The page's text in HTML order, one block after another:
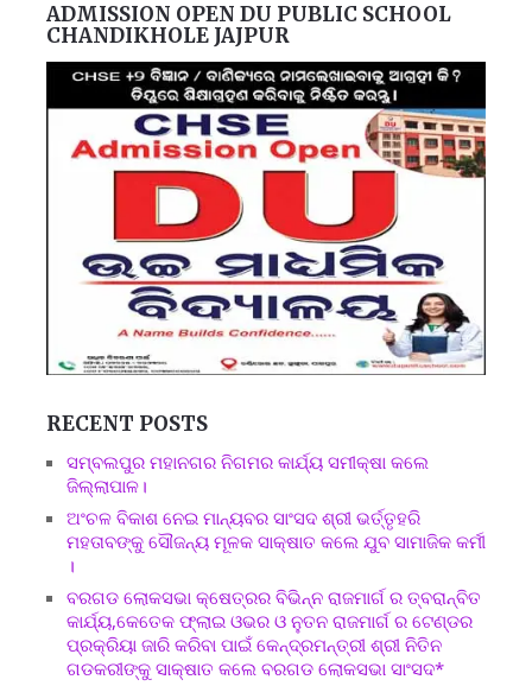
ADMISSION OPEN DU PUBLIC SCHOOL
CHANDIKHOLE JAJPUR
RECENT POSTS
ସମ୍ବଲପୁର ମହାନଗର ନିଗମର କାର୍ଯ୍ୟ ସମୀକ୍ଷା କଲେ
ଜିଲ୍ଲାପାଳ।
ଅଂଚଳ ବିକାଶ ନେଇ ମାନ୍ୟବର ସାଂସଦ ଶ୍ରୀ ଭର୍ତ୍ତୃହରି
ମହତାବଙ୍କୁ ସୌଜନ୍ୟ ମୂଳକ ସାକ୍ଷାତ କଲେ ଯୁବ ସାମାଜିକ କର୍ମୀ
।
ବରଗଡ ଲୋକସଭା କ୍ଷେତ୍ରର ବିଭିନ୍ନ ରାଜମାର୍ଗ ର ତ୍ବରାନ୍ବିତ
କାର୍ଯ୍ୟ,କେତେକ ଫ୍ଲାଇ ଓଭର ଓ ନୁତନ ରାଜମାର୍ଗ ର ଟେଣ୍ଡର
ପ୍ରକ୍ରିୟା ଜାରି କରିବା ପାଇଁ କେନ୍ଦ୍ରମନ୍ତ୍ରୀ ଶ୍ରୀ ନିତିନ
ଗଡକରୀଙ୍କୁ ସାକ୍ଷାତ କଲେ ବରଗଡ ଲୋକସଭା ସାଂସଦ*